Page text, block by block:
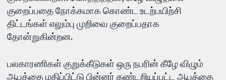
குறைப்பதை நோக்கமாக கொண்ட உடற்பயிற்சி
திட்டங்கள் எலும்பு முறிவை குறைப்பதாக
தோன்றுகின்றன.
பலகாரணிகள் குறுக்கீடுகள் ஒரு நபரின் கீழே விழும்
ஆபத்தை மதிப்பிட்டு பின்னர் கண்டறியப்பட்ட ஆபத்தை